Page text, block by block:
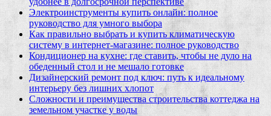
Электроинструменты купить онлайн: полное
руководство для умного выбора
Как правильно выбрать и купить климатическую
систему в интернет‑магазине: полное руководство
Кондиционер на кухне: где ставить, чтобы не дуло на
обеденный стол и не мешало готовке
Дизайнерский ремонт под ключ: путь к идеальному
интерьеру без лишних хлопот
Сложности и преимущества строительства коттеджа на
земельном участке у воды